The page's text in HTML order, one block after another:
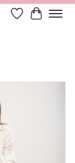
Liste de souhaits
Panier